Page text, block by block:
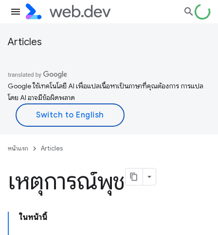
Articles
Google ใช้เทคโนโลยี AI เพื่อแปลเนื้อหาเป็นภาษาที่คุณต้องการ การแปล
โดย AI อาจมีข้อผิดพลาด
หน้าแรก Articles
เหตุการณ์พุช
ในหน้านี้